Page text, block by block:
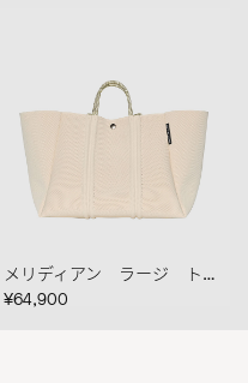
メリディアン ラージ トート クレマ
¥64,900